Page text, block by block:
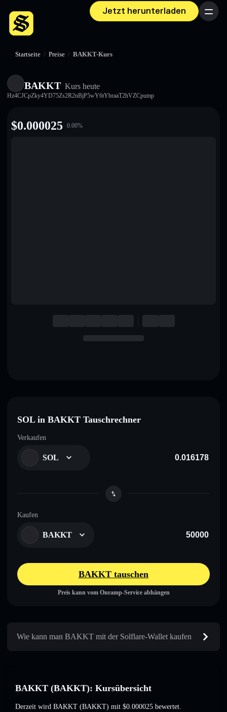
Jetzt herunterladen Menü
Startseite / Preise / BAKKT-Kurs
BAKKT Kurs heute
Hz4CJCpZky4YD75Zs2R2nBjP5wY6tYbraaT2hVZCpump
$0.000025 0.00%
SOL in BAKKT Tauschrechner
Verkaufen
SOL
Kaufen
BAKKT
BAKKT tauschen
Preis kann vom Onramp-Service abhängen
Wie kann man BAKKT mit der Solflare-Wallet kaufen
BAKKT (BAKKT): Kursübersicht
Derzeit wird BAKKT (BAKKT) mit $0.000025 bewertet.